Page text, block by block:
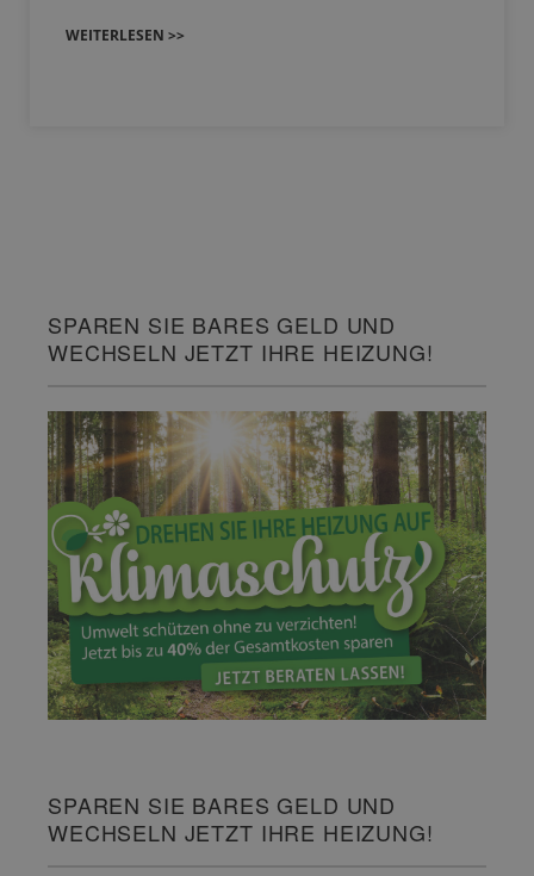
WEITERLESEN >>
SPAREN SIE BARES GELD UND
WECHSELN JETZT IHRE HEIZUNG!
SPAREN SIE BARES GELD UND
WECHSELN JETZT IHRE HEIZUNG!